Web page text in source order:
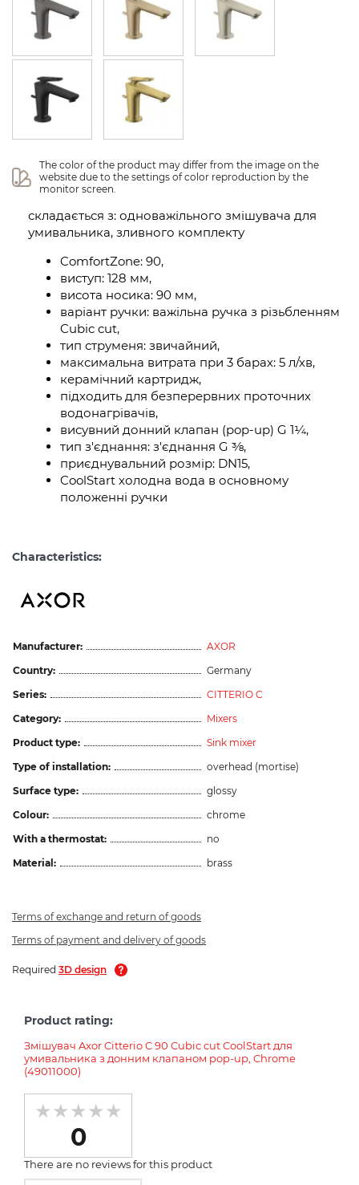
The color of the product may differ from the image on the
website due to the settings of color reproduction by the
monitor screen.
складається з: одноважільного змішувача для
умивальника, зливного комплекту
ComfortZone: 90,
виступ: 128 мм,
висота носика: 90 мм,
варіант ручки: важільна ручка з різьбленням
Cubic cut,
тип струменя: звичайний,
максимальна витрата при 3 барах: 5 л/хв,
керамічний картридж,
підходить для безперервних проточних
водонагрівачів,
висувний донний клапан (pop-up) G 1¼,
тип з'єднання: з'єднання G ⅜,
приєднувальний розмір: DN15,
CoolStart холодна вода в основному
положенні ручки
Characteristics:
Manufacturer:
AXOR
Country:
Germany
Series:
CITTERIO C
Category:
Mixers
Product type:
Sink mixer
Type of installation:
overhead (mortise)
Surface type:
glossy
Colour:
chrome
With a thermostat:
no
Material:
brass
Terms of exchange and return of goods
Terms of payment and delivery of goods
Required 3D design
Product rating:
Змішувач Axor Citterio C 90 Cubic cut CoolStart для
умивальника з донним клапаном pop-up, Chrome
(49011000)
0
There are no reviews for this product